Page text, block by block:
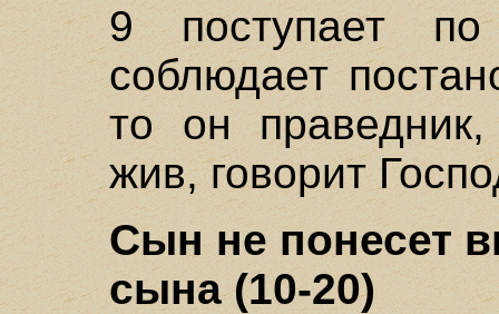
9 поступает
соблюдает
то он
жив, говорит
Сын не понесет
сына (10-20)